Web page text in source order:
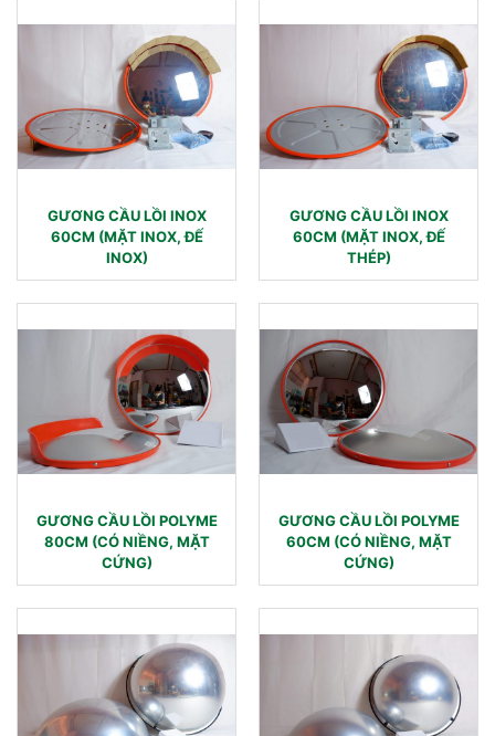
GƯƠNG CẦU LỒI INOX
60CM (MẶT INOX, ĐẾ
INOX)
GƯƠNG CẦU LỒI INOX
60CM (MẶT INOX, ĐẾ
THÉP)
GƯƠNG CẦU LỒI POLYME
80CM (CÓ NIỀNG, MẶT
CỨNG)
GƯƠNG CẦU LỒI POLYME
60CM (CÓ NIỀNG, MẶT
CỨNG)